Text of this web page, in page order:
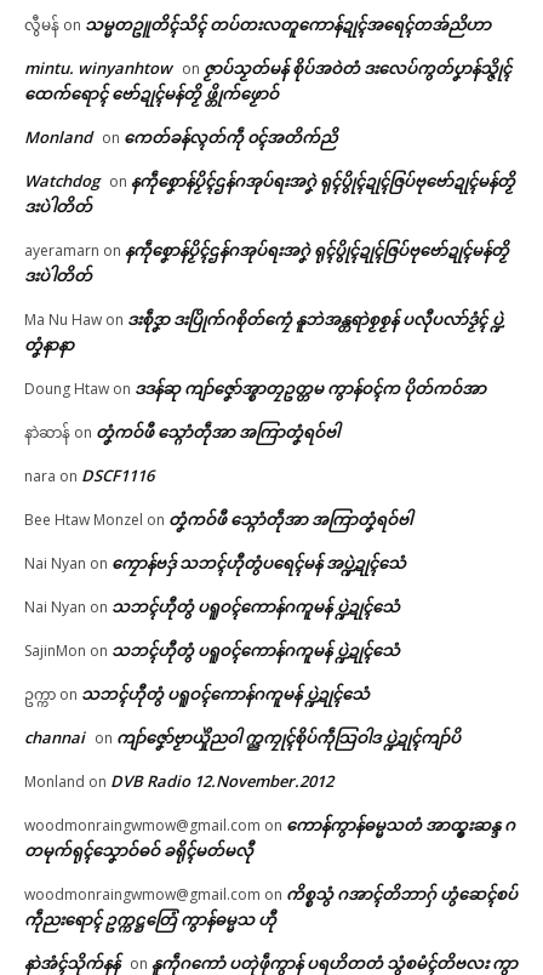
ကေတ်အဆက်
© ဌာန်ပရိုၚ်ဗၠးၜးမန်
အသေအဟာန် တ္ရဲကောန်ဂကူမန်
ပါန် အလုံပွိုၚ်ဍုၚ်ကျာ်ပိ
In "ပရိုၚ်"
လွီမန် on သမ္မတဥူတိၚ်သိၚ် တပ်တးလတူကောန်ဍုၚ်အရေၚ်တအ်ညိဟာ
mintu. winyanhtow on ဇၟာပ်သၟတ်မန် စိုပ်အဝဲတံ ဒးလေပ်ကွတ်ပၞာန်သ္ဇိုၚ်
ထေက်ရောၚ် ဗော်ဍုၚ်မန်တၟိ ဖ္တိုက်ဖၟောဝ်
Monland on ကေတ်ခန်လ္ၚတ်ကဵု ၀ၚ်အတိက်ညိ
Watchdog on နကဵုစၞောန်ပၟိၚ်ဌန်ဂအုပ်ရးအဂၞဲ ရုၚ်ပွိုၚ်ဍုၚ်ဇြပ်ဗုဗော်ဍုၚ်မန်တၟိ
ဒးပဲါတိတ်
ayeramarn on နကဵုစၞောန်ပၟိၚ်ဌန်ဂအုပ်ရးအဂၞဲ ရုၚ်ပွိုၚ်ဍုၚ်ဇြပ်ဗုဗော်ဍုၚ်မန်တၟိ
ဒးပဲါတိတ်
Ma Nu Haw on ဒးစဵုဒၞာ ဒးပြိုက်ဂစိုတ်ကၠေံ နူဘဲအန္တရာဲစၟစၟန် ပလီုပလာ်ဒၟံၚ် ပ္ဍဲ
တၞံနာနာ
Doung Htaw on ဒဒန်ဆု ကျာ်ဇၞော်အ္စာတၠဥတ္တမ ကွာန်ဝၚ်က ပိုတ်ကဝ်အာ
နာဲဆာန် on တၞံကဝ်ဖီ သ္ဂောံတဵုအာ အကြာတၞံရဝ်ဗါ
nara on DSCF1116
Bee Htaw Monzel on တၞံကဝ်ဖီ သ္ဂောံတဵုအာ အကြာတၞံရဝ်ဗါ
Nai Nyan on ကၠောန်ဗဒှ် သဘၚ်ဟီုတွံပရေၚ်မန် အပ္ဍဲဍုၚ်သေံ
Nai Nyan on သဘၚ်ဟီုတွံ ပရူဝၚ်ကောန်ဂကူမန် ပ္ဍဲဍုၚ်သေံ
SajinMon on သဘၚ်ဟီုတွံ ပရူဝၚ်ကောန်ဂကူမန် ပ္ဍဲဍုၚ်သေံ
ဥက္ကာ on သဘၚ်ဟီုတွံ ပရူဝၚ်ကောန်ဂကူမန် ပ္ဍဲဍုၚ်သေံ
channai on ကျာ်ဇၞော်ဗၟာယှိုဲညဝါ က္ညကၠုၚ်စိုပ်ကဵုသြဝါဒ ပ္ဍဲဍုၚ်ကျာ်ပိ
Monland on DVB Radio 12.November.2012
woodmonraingwmow@gmail.com on ကောန်ကွာန်ဓမ္မသတံ အာထ္ၜးဆန္ဒ ဂ
တမုက်ရုၚ်သၞောဝ်ဓဝ် ခရိုၚ်မတ်မလီု
woodmonraingwmow@gmail.com on ကိစ္စသွံ ဂအာၚ်တိဘာဂှ် ဟွံဆေၚ်စပ်
ကဵုညးရောၚ် ဥက္ကဋ္ဌတြေံ ကွာန်ဓမ္မသ ဟီု
နာဲအံၚ်သိုက်နန် on နူကဵုဂကောံ ပတုဲဖဵုကွာန် ပရဟိတတံ သွံစမံၚ်တိဗလး ကွာ